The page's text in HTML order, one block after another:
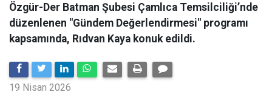
Özgür-Der Batman Şubesi Çamlıca Temsilciliği’nde
düzenlenen "Gündem Değerlendirmesi" programı
kapsamında, Rıdvan Kaya konuk edildi.
19 Nisan 2026